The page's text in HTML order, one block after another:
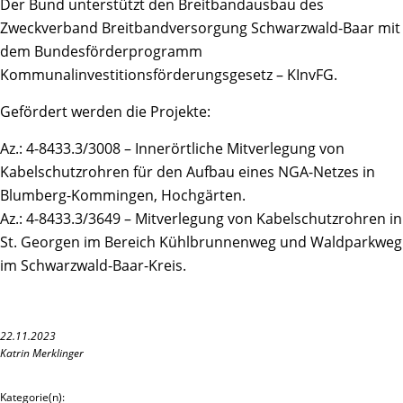
Der Bund unterstützt den Breitbandausbau des
Zweckverband Breitbandversorgung Schwarzwald-Baar mit
dem Bundesförderprogramm
Kommunalinvestitionsförderungsgesetz – KInvFG.
Gefördert werden die Projekte:
Az.: 4-8433.3/3008 – Innerörtliche Mitverlegung von
Kabelschutzrohren für den Aufbau eines NGA-Netzes in
Blumberg-Kommingen, Hochgärten.
Az.: 4-8433.3/3649 – Mitverlegung von Kabelschutzrohren in
St. Georgen im Bereich Kühlbrunnenweg und Waldparkweg
im Schwarzwald-Baar-Kreis.
22.11.2023
Katrin Merklinger
Kategorie(n):